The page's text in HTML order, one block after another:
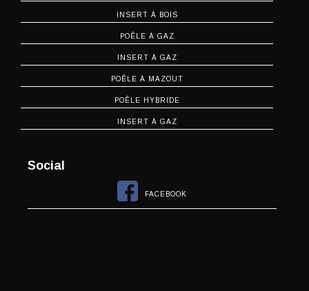
INSERT À BOIS
POÊLE À GAZ
INSERT À GAZ
POÊLE À MAZOUT
POÊLE HYBRIDE
INSERT À GAZ
Social
FACEBOOK